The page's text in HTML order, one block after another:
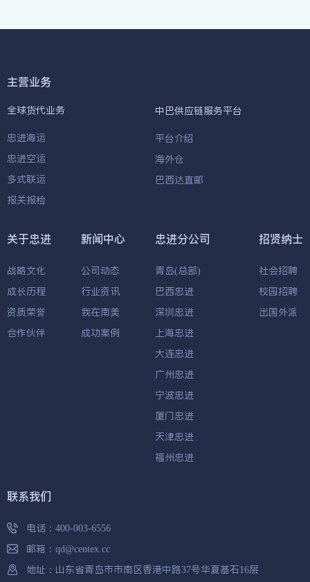
主营业务
全球货代业务
忠进海运
忠进空运
多式联运
报关报检
中巴供应链服务平台
平台介绍
海外仓
巴西达直邮
关于忠进
战略文化
成长历程
资质荣誉
合作伙伴
新闻中心
公司动态
行业资讯
我在南美
成功案例
忠进分公司
青岛(总部)
巴西忠进
深圳忠进
上海忠进
大连忠进
广州忠进
宁波忠进
厦门忠进
天津忠进
福州忠进
招贤纳士
社会招聘
校园招聘
出国外派
联系我们
电话： 400-003-6556
邮箱： qd@centex.cc
地址：山东省青岛市市南区香港中路37号华夏基石16层